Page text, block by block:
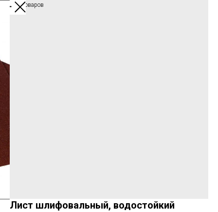
Каталог товаров
Лист шлифовальный, водостойкий